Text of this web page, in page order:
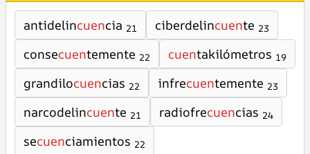
antidelincuencia 21 ciberdelincuente 23
consecuentemente 22 cuentakilómetros 19
grandilocuencias 22 infrecuentemente 23
narcodelincuente 21 radiofrecuencias 24
secuenciamientos 22